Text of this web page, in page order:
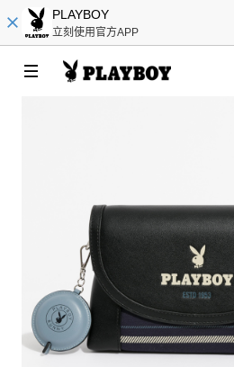
PLAYBOY
立刻使用官方APP